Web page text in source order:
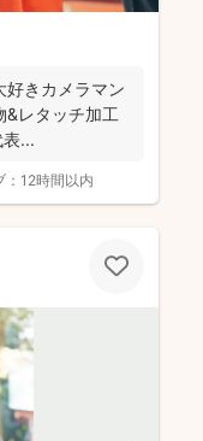
好きカメラマン
&レタッチ加工
...
12時間以内